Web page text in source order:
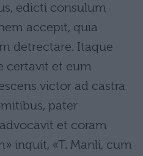
edicti consulum
accepit, quia
detrectare. Itaque
certavit et eum
victor ad castra
pater
et coram
inquit, «T. Manli, cum